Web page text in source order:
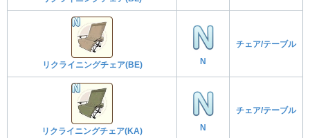
リクライニングチェア(BE) N
チェア/テーブル
リクライニングチェア(KA) N
チェア/テーブル